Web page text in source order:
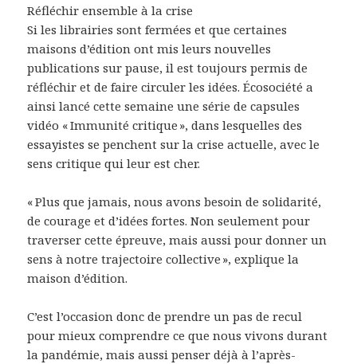
Réfléchir ensemble à la crise
Si les librairies sont fermées et que certaines
maisons d’édition ont mis leurs nouvelles
publications sur pause, il est toujours permis de
réfléchir et de faire circuler les idées. Écosociété a
ainsi lancé cette semaine une série de capsules
vidéo « Immunité critique », dans lesquelles des
essayistes se penchent sur la crise actuelle, avec le
sens critique qui leur est cher.
« Plus que jamais, nous avons besoin de solidarité,
de courage et d’idées fortes. Non seulement pour
traverser cette épreuve, mais aussi pour donner un
sens à notre trajectoire collective », explique la
maison d’édition.
C’est l’occasion donc de prendre un pas de recul
pour mieux comprendre ce que nous vivons durant
la pandémie, mais aussi penser déjà à l’après-